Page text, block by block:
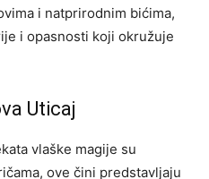
i natprirodnim bićima,
i opasnosti koji okružuje
Uticaj
vlaške magije su
ove čini predstavljaju